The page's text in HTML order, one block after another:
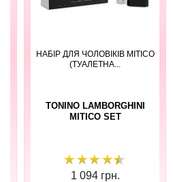
НАБІР ДЛЯ ЧОЛОВІКІВ MITICO
(ТУАЛЕТНА...
TONINO LAMBORGHINI
MITICO SET
1 094 грн.